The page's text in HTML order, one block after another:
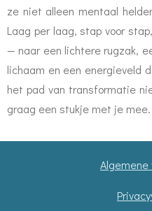
ze niet alleen mentaal
Laag per laag, stap voor
— naar een lichtere rugzak,
lichaam en een energieveld
het pad van transformatie
graag een stukje met je mee.
Algemene